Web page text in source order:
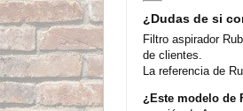
¿Dudas de si
Filtro aspirador
de clientes.
La referencia de
¿Este modelo de